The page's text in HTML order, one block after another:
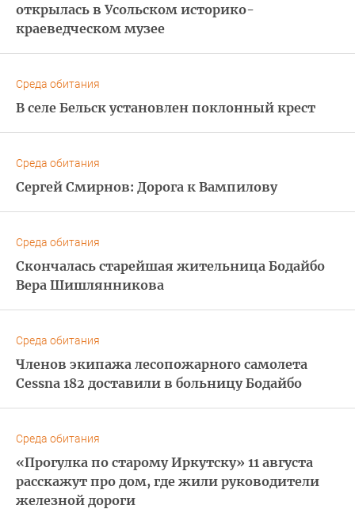
открылась в Усольском историко-
краеведческом музее
Среда обитания
В селе Бельск установлен поклонный крест
Среда обитания
Сергей Смирнов: Дорога к Вампилову
Среда обитания
Скончалась старейшая жительница Бодайбо
Вера Шишлянникова
Среда обитания
Членов экипажа лесопожарного самолета
Cessna 182 доставили в больницу Бодайбо
Среда обитания
«Прогулка по старому Иркутску» 11 августа
расскажут про дом, где жили руководители
железной дороги